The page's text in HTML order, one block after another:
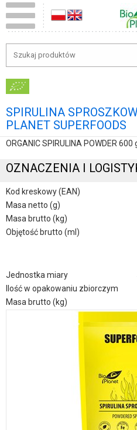
SPIRULINA
PLANET SUPERFOODS
ORGANIC SPIRULINA POWDER 600
OZNACZENIA I
Kod kreskowy (EAN)
Masa netto (g)
Masa brutto (kg)
Objętość brutto (ml)
Jednostka miary
Ilość w opakowaniu zbiorczym
Masa brutto (kg)